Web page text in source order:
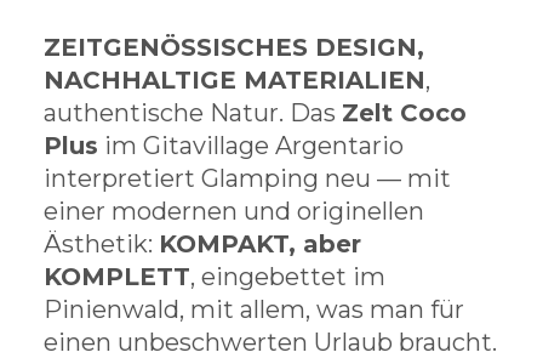
ZEITGENÖSSISCHES DESIGN,
NACHHALTIGE MATERIALIEN,
authentische Natur. Das Zelt Coco
Plus im Gitavillage Argentario
interpretiert Glamping neu — mit
einer modernen und originellen
Ästhetik: KOMPAKT, aber
KOMPLETT, eingebettet im
Pinienwald, mit allem, was man für
einen unbeschwerten Urlaub braucht.